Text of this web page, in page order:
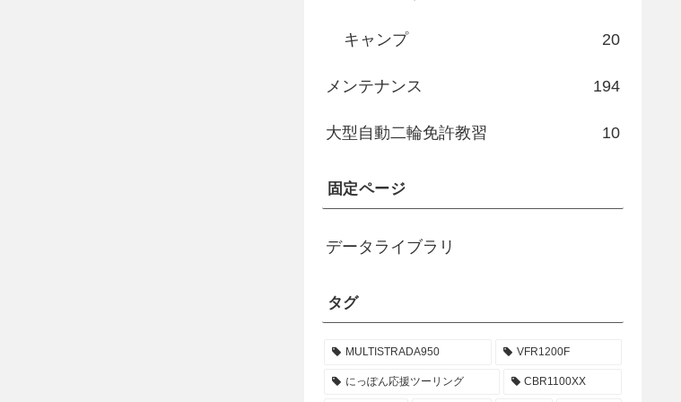
キャンプ 20
メンテナンス 194
大型自動二輪免許教習 10
固定ページ
データライブラリ
タグ
MULTISTRADA950 VFR1200F
にっぽん応援ツーリング CBR1100XX